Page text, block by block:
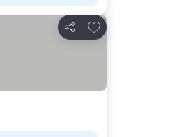
Deli
Dodati u favorite